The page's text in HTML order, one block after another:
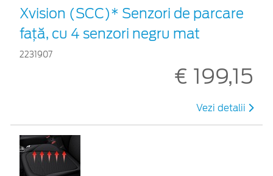
Xvision (SCC)* Senzori de parcare
față, cu 4 senzori negru mat
2231907
€ 199,15
Vezi detalii